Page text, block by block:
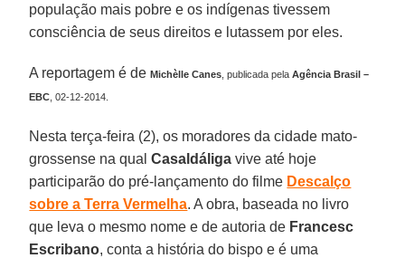
população mais pobre e os indígenas tivessem
consciência de seus direitos e lutassem por eles.
A reportagem é de Michèlle Canes , publicada pelaAgência Brasil –
EBC , 02-12-2014.
Nesta terça-feira (2), os moradores da cidade mato-
grossense na qualCasaldáliga vive até hoje
participarão do pré-lançamento do filme Descalço
sobre a Terra Vermelha. A obra, baseada no livro
que leva o mesmo nome e de autoria de Francesc
Escribano, conta a história do bispo e é uma